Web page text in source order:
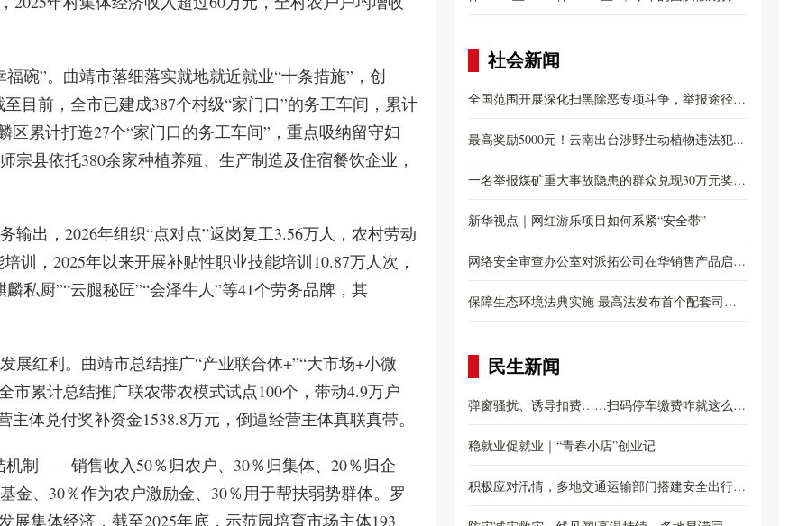
碗”。曲靖市落细落实就地就近就业“十条措施”，创
目前，全市已建成387个村级“家门口”的务工车间，累计
累计打造27个“家门口的务工车间”，重点吸纳留守妇
宗县依托380余家种植养殖、生产制造及住宿餐饮企业，
出，2026年组织“点对点”返岗复工3.56万人，农村劳动
训，2025年以来开展补贴性职业技能培训10.87万人次，
私厨”“云腿秘匠”“会泽牛人”等41个劳务品牌，其
展红利。曲靖市总结推广“产业联合体+”“大市场+小微
市累计总结推广联农带农模式试点100个，带动4.9万户
体兑付奖补资金1538.8万元，倒逼经营主体真联真带。
机制——销售收入50％归农户、30％归集体、20％归企
金、30％作为农户激励金、30％用于帮扶弱势群体。罗
展集体经济，截至2025年底，示范园培育市场主体193
社会新闻
全国范围开展深化扫黑除恶专项斗争，举报途径公
布...
最高奖励5000元！云南出台涉野生动植物违法犯...
一名举报煤矿重大事故隐患的群众兑现30万元奖
励...
新华视点｜网红游乐项目如何系紧“安全带”
网络安全审查办公室对派拓公司在华销售产品启动
网...
保障生态环境法典实施 最高法发布首个配套司法
民生新闻
弹窗骚扰、诱导扣费……扫码停车缴费咋就这么
难？...
稳就业促就业｜“青春小店”创业记
积极应对汛情，多地交通运输部门搭建安全出行防